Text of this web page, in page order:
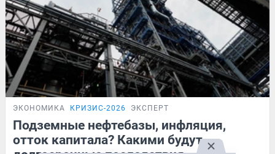
ЭКОНОМИКА КРИЗИС-2026 ЭКСПЕРТ
Подземные нефтебазы, инфляция,
отток капитала? Какими будут